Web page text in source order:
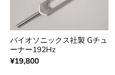
バイオソニックス社製 Gチュ
ーナー192Hz
¥19,800